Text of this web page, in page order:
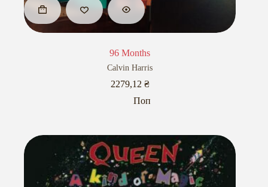
96 Months
Calvin Harris
2279,12 ₴
Поп